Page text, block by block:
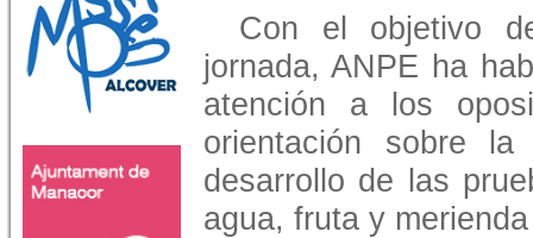
Con el objetivo
jornada, ANPE ha
atención a los
orientación sobre
desarrollo de las
agua, fruta y